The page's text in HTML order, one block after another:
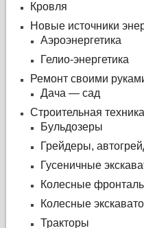
Кровля
Новые источники
Аэроэнергетика
Гелио-энергетика
Ремонт своими
Дача — сад
Строительная техника
Бульдозеры
Грейдеры,
Гусеничные
Колесные
Колесные
Тракторы